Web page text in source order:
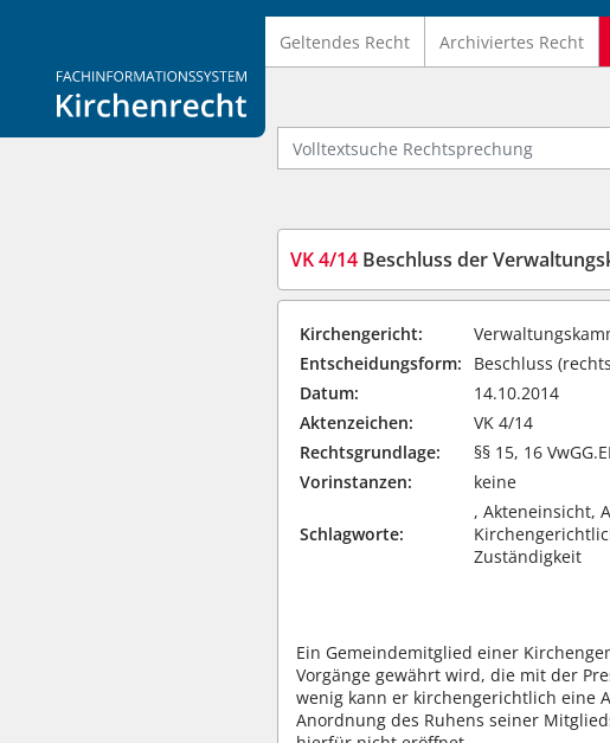
Logo Fachinformationssystem Kirchenrecht
Geltendes Recht Archiviertes Recht
Volltextsuche Rechtsprechung
VK 4/14 Beschluss der
Kirchengericht:
Entscheidungsform:
Beschluss
Datum:
14.10.2014
Aktenzeichen:
VK 4/14
Rechtsgrundlage:
§§ 15, 16
Vorinstanzen:
keine
Schlagworte:
, Akteneinsicht,
Zuständigkeit
Ein Gemeindemitglied einer
Vorgänge gewährt wird, die mit der
wenig kann er kirchengerichtlich eine
Anordnung des Ruhens seiner